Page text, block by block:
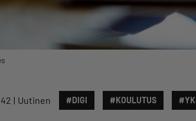
Uutinen #DIGI #KOULUTUS